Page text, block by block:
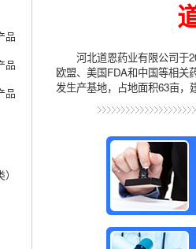
品
品
品
河北道恩药业有限公司于
欧盟、美国FDA和中国等相关
发生产基地，占地面积63亩，